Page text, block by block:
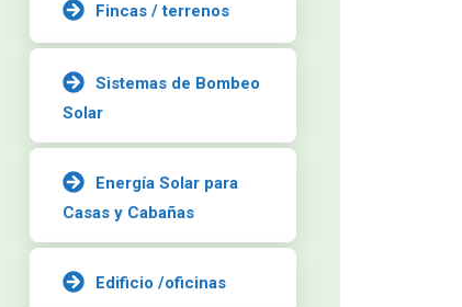
Fincas / terrenos
Sistemas de Bombeo
Solar
Energía Solar para
Casas y Cabañas
Edificio /oficinas